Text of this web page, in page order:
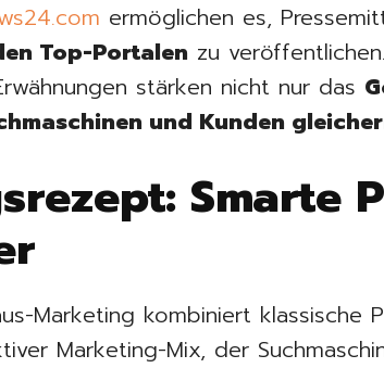
ermöglichen es,
Top-Portalen zu veröffentlichen.
stärken nicht nur das
und Kunden
Smarte
Marketing kombiniert klassische
Marketing-Mix, der